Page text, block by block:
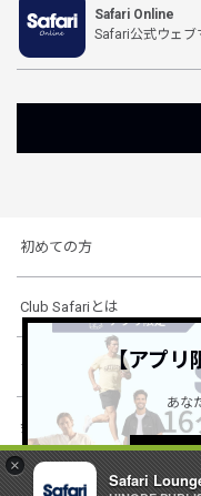
×
Safari
Safari Online
Safari公式ウェブ
初めての方
Club Safariとは
ショッピングガイド
会社概要・規約
【アプリ
あな